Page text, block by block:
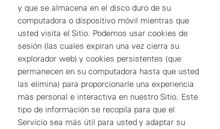
y que se almacena en el disco duro de su
computadora o dispositivo móvil mientras que
usted visita el Sitio. Podemos usar cookies de
sesión (las cuales expiran una vez cierra su
explorador web) y cookies persistentes (que
permanecen en su computadora hasta que usted
las elimina) para proporcionarle una experiencia
más personal e interactiva en nuestro Sitio. Este
tipo de información se recopila para que el
Servicio sea más útil para usted y adaptar su